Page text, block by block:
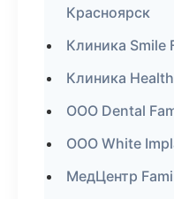
Красноярск
Клиника
Клиника
ООО Dental
ООО White
МедЦентр